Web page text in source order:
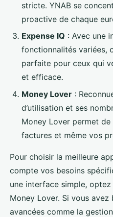
stricte. YNAB se
proactive de chaque
Expense IQ : Avec une
fonctionnalités variées,
parfaite pour ceux qui
et efficace.
Money Lover :
d’utilisation et ses
Money Lover permet
factures et même vos
Pour choisir la meilleure
compte vos besoins
une interface simple,
Money Lover. Si vous
avancées comme la